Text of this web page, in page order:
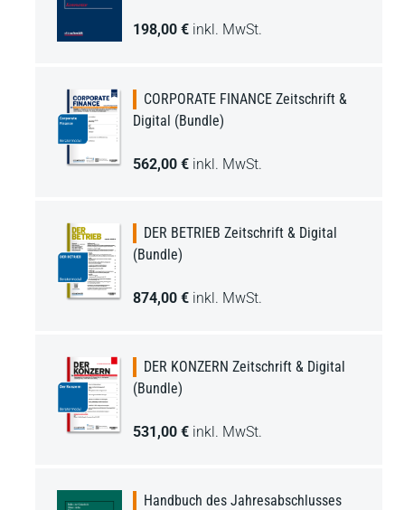
198,00 € inkl. MwSt.
CORPORATE FINANCE Zeitschrift &
Digital (Bundle)
562,00 € inkl. MwSt.
DER BETRIEB Zeitschrift & Digital
(Bundle)
874,00 € inkl. MwSt.
DER KONZERN Zeitschrift & Digital
(Bundle)
531,00 € inkl. MwSt.
Handbuch des Jahresabschlusses